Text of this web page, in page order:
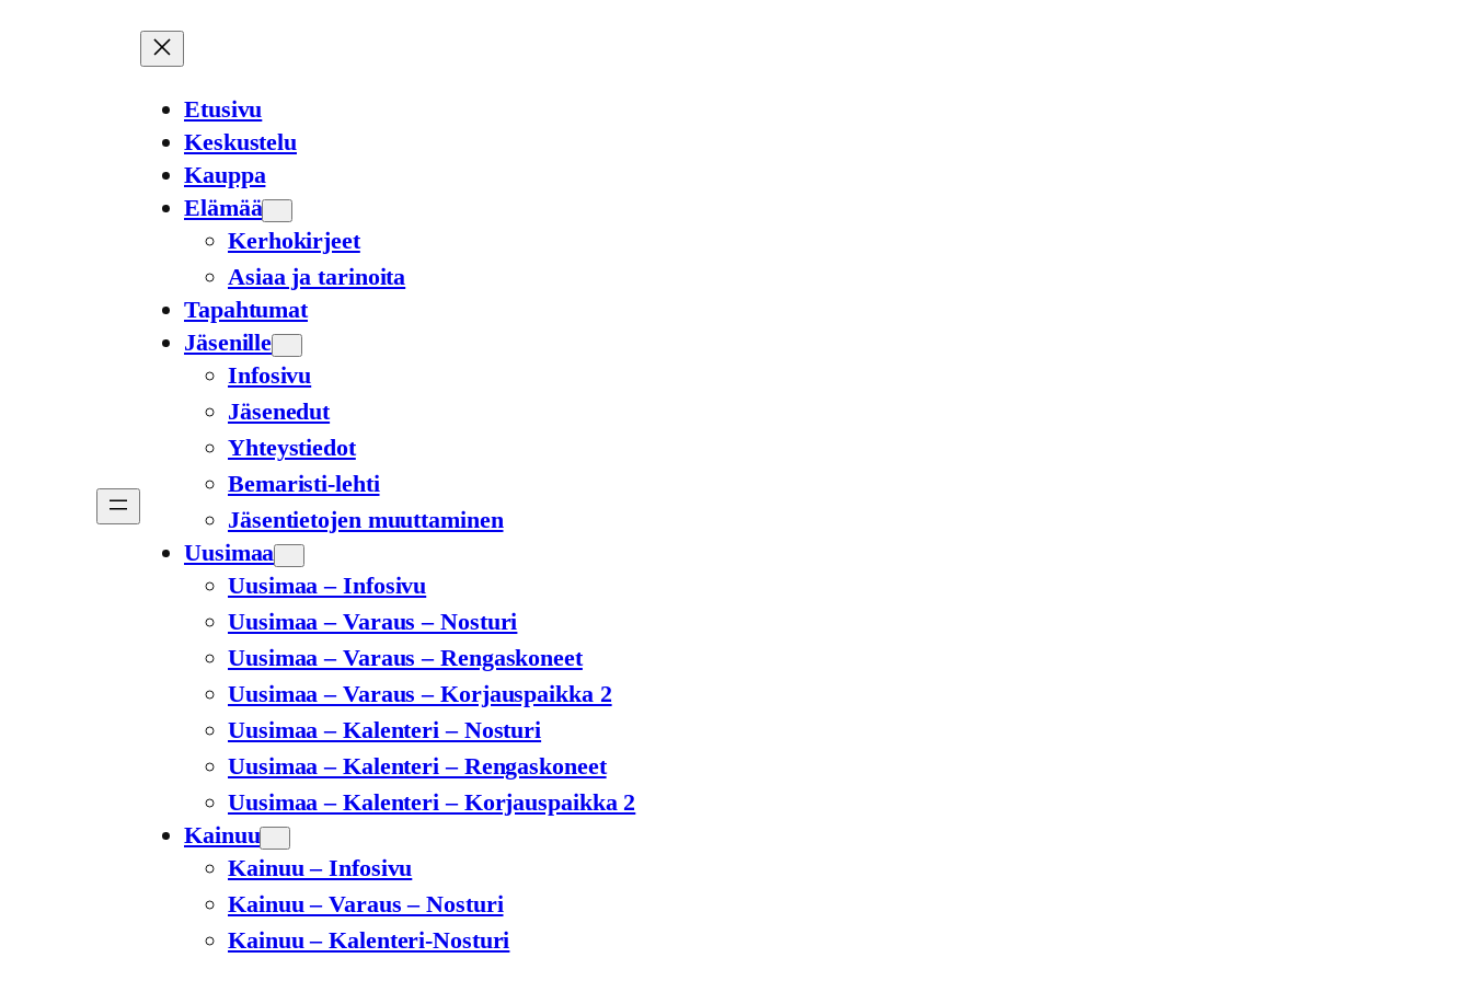
Etusivu
Keskustelu
Kauppa
Elämää
Kerhokirjeet
Asiaa ja tarinoita
Tapahtumat
Jäsenille
Infosivu
Jäsenedut
Yhteystiedot
Bemaristi-lehti
Jäsentietojen muuttaminen
Uusimaa
Uusimaa – Infosivu
Uusimaa – Varaus – Nosturi
Uusimaa – Varaus – Rengaskoneet
Uusimaa – Varaus – Korjauspaikka 2
Uusimaa – Kalenteri – Nosturi
Uusimaa – Kalenteri – Rengaskoneet
Uusimaa – Kalenteri – Korjauspaikka 2
Kainuu
Kainuu – Infosivu
Kainuu – Varaus – Nosturi
Kainuu – Kalenteri-Nosturi